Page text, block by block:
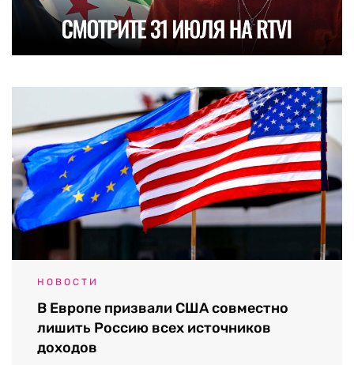
НОВОСТИ
В Европе призвали США совместно
лишить Россию всех источников
доходов